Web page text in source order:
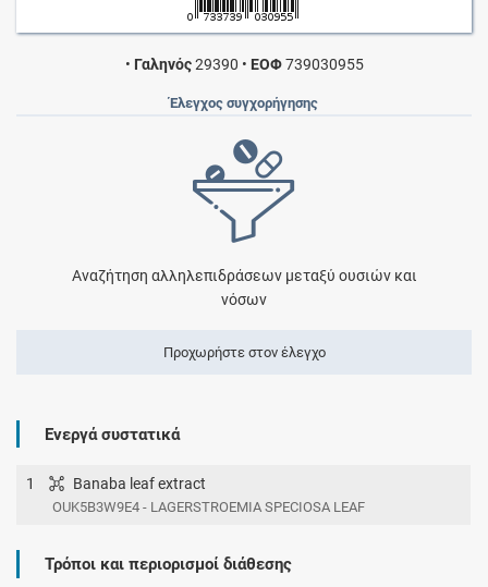
• Γαληνός29390 • ΕΟΦ739030955
Έλεγχος συγχορήγησης
Αναζήτηση αλληλεπιδράσεων μεταξύ ουσιών και
νόσων
Προχωρήστε στον έλεγχο
Ενεργά συστατικά
1 Banaba leaf extract
OUK5B3W9E4 - LAGERSTROEMIA SPECIOSA LEAF
Τρόποι και περιορισμοί διάθεσης